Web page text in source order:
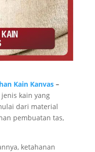
Kain Kanvas–
kain yang
dari material
pembuatan tas,
ketahanan